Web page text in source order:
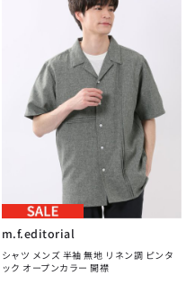
m.f.editorial
シャツ メンズ 半袖 無地 リネン調 ピンタ
ック オープンカラー 開襟